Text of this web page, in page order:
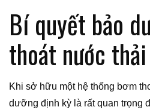
Bí quyết bảo
thoát nước
Khi sở hữu một hệ thống bơm
dưỡng định kỳ là rất quan trọng